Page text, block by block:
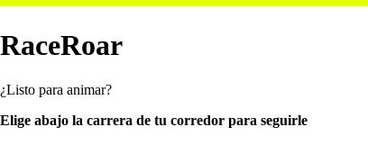
RaceRoar
¿Listo para animar?
Elige abajo la carrera de tu corredor para seguirle